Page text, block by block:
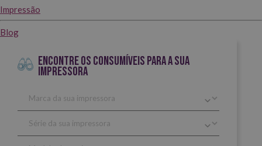
Impressão
Blog
ENCONTRE OS CONSUMÍVEIS PARA A SUA
IMPRESSORA